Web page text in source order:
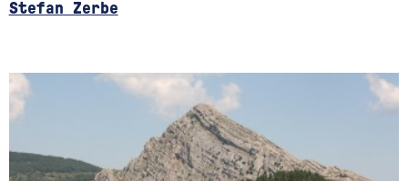
Stefan Zerbe